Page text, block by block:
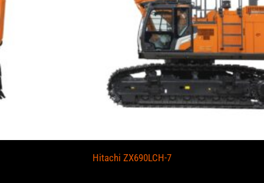
Hitachi ZX690LCH-7